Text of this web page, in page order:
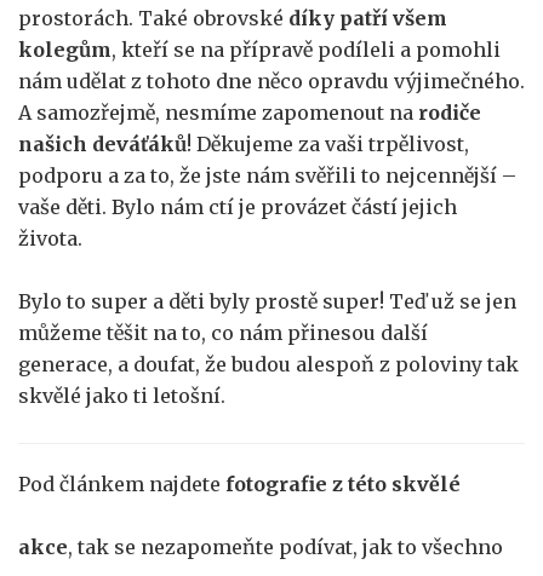
prostorách. Také obrovské díky patří všem
kolegům, kteří se na přípravě podíleli a pomohli
nám udělat z tohoto dne něco opravdu výjimečného.
A samozřejmě, nesmíme zapomenout na rodiče
našich deváťáků! Děkujeme za vaši trpělivost,
podporu a za to, že jste nám svěřili to nejcennější –
vaše děti. Bylo nám ctí je provázet částí jejich
života.
Bylo to super a děti byly prostě super! Teď už se jen
můžeme těšit na to, co nám přinesou další
generace, a doufat, že budou alespoň z poloviny tak
skvělé jako ti letošní.
Pod článkem najdete fotografie z této skvělé
akce, tak se nezapomeňte podívat, jak to všechno